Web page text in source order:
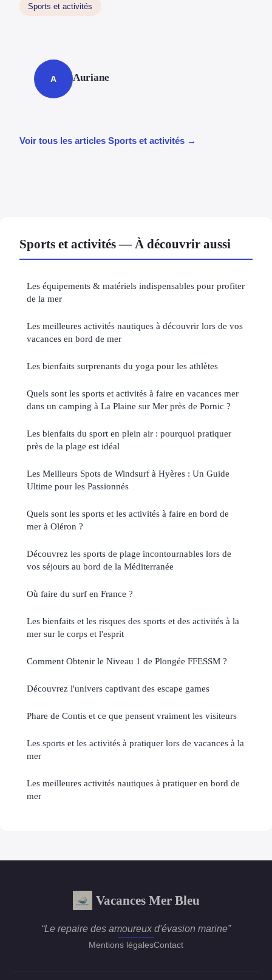
Sports et activités
A Auriane
Voir tous les articles Sports et activités →
Sports et activités — À découvrir aussi
Les équipements & matériels indispensables pour profiter
de la mer
Les meilleures activités nautiques à découvrir lors de vos
vacances en bord de mer
Les bienfaits surprenants du yoga pour les athlètes
Quels sont les sports et activités à faire en vacances mer
dans un camping à La Plaine sur Mer près de Pornic ?
Les bienfaits du sport en plein air : pourquoi pratiquer
près de la plage est idéal
Les Meilleurs Spots de Windsurf à Hyères : Un Guide
Ultime pour les Passionnés
Quels sont les sports et les activités à faire en bord de
mer à Oléron ?
Découvrez les sports de plage incontournables lors de
vos séjours au bord de la Méditerranée
Où faire du surf en France ?
Les bienfaits et les risques des sports et des activités à la
mer sur le corps et l'esprit
Comment Obtenir le Niveau 1 de Plongée FFESSM ?
Découvrez l'univers captivant des escape games
Phare de Contis et ce que pensent vraiment les visiteurs
Les sports et les activités à pratiquer lors de vacances à la
mer
Les meilleures activités nautiques à pratiquer en bord de
mer
Vacances Mer Bleu
“Le repaire des amoureux d'évasion marine”
Mentions légalesContact